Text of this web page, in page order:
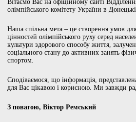
Вітаємо Вас на офіційному сайті
олімпійського комітету України в
Наша спільна мета – це створення умов
цінностей олімпійського руху серед
культури здорового способу життя,
соціального стану до активних занять
спортом.
Сподіваємося, що інформація,
для Вас цікавою і корисною. Ми завжди
З повагою, Віктор Ремський